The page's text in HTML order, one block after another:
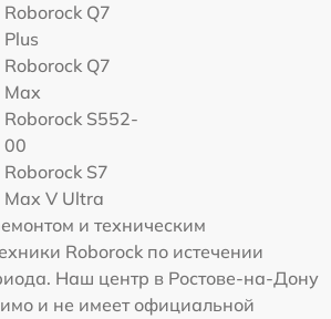
Roborock Q7
Plus
Roborock Q7
Max
Roborock S552-
00
Roborock S7
Max V Ultra
и техническим
Roborock по истечении
Наш центр в Ростове-на-Дону
и не имеет официальной